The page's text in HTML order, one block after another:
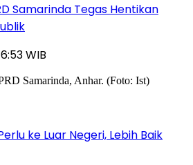
Samarinda Tegas Hentikan
WIB
ke Luar Negeri, Lebih Baik